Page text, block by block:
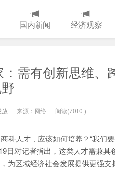
国内新闻 经济观察
需有创新思维、
放 来源：网络 阅读(7010 )
人才，应该如何培养？“我们要
日对记者指出，这类人才需兼具
为区域经济社会发展提供更强支